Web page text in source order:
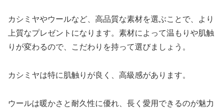
カシミヤやウールなど、高品質な素材を選ぶことで、より
上質なプレゼントになります。素材によって温もりや肌触
りが変わるので、こだわりを持って選びましょう。
カシミヤは特に肌触りが良く、高級感があります。
ウールは暖かさと耐久性に優れ、長く愛用できるのが魅力